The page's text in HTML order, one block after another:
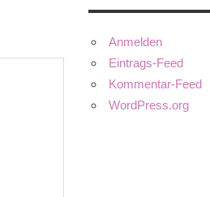
Anmelden
Eintrags-Feed
Kommentar-Feed
WordPress.org